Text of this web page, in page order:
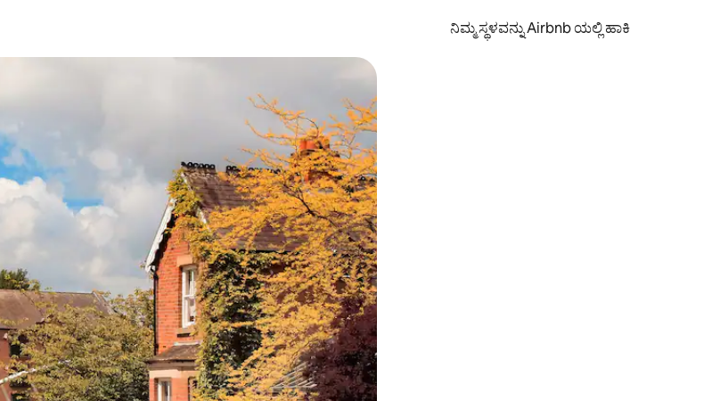
ನಿಮ್ಮ ಸ್ಥಳವನ್ನು Airbnb ಯಲ್ಲಿ ಹಾಕಿ
ಮಾಡಿ ಅಥವಾ ಸ್ಪರ್ಶ ಅಥವಾ ಸ್ವೈಪ್ ಗೆಸ್ಚರ್‌ಗಳ ಮೂಲಕ ಅನ್ವೇಷಿಸಿ.